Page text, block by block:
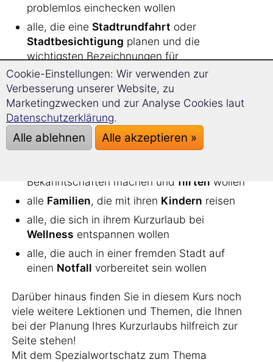
problemlos einchecken wollen
alle, die eine Stadtrundfahrt oder
Stadtbesichtigung planen und die
wichtigsten Bezeichnungen für
Sehenswürdigkeiten und wichtige Orte parat
haben wollen
alle Unternehmungslustigen, die in ihrer
Freizeit nicht nur die
sondern auch insKino,Museum , in ein
Konzertoder zumShoppen gehenwollen
Bekanntschaften machen und flirten wollen
alle Familien, die mit ihren Kindern reisen
alle, die sich in ihrem Kurzurlaub bei
Wellness entspannen wollen
alle, die auch in einer fremden Stadt auf
einen Notfall vorbereitet sein wollen
Darüber hinaus finden Sie in diesem Kurs noch
viele weitere Lektionen und Themen, die Ihnen
bei der Planung Ihres Kurzurlaubs hilfreich zur
Seite stehen!
Mit dem Spezialwortschatz zum Thema
Cookie-Einstellungen: Wir verwenden zur
Verbesserung unserer Website, zu
Marketingzwecken und zur Analyse Cookies laut
Datenschutzerklärung.
Alle ablehnen Alle akzeptieren »